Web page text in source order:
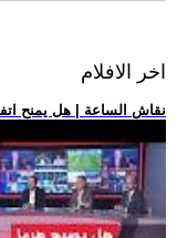
اخر الافلام
.. نقاش الساعة | هل يمنح